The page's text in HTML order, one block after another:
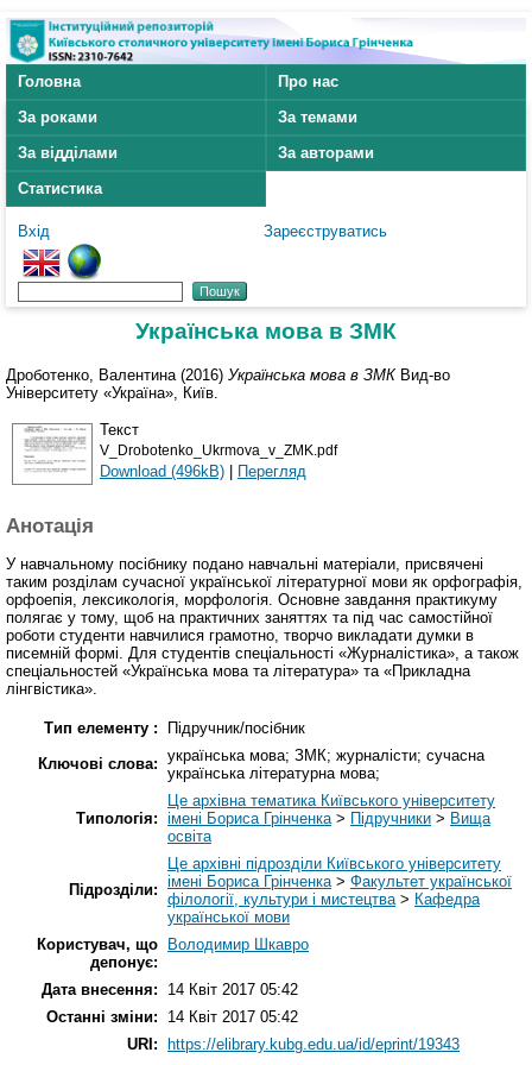
Головна
Про нас
За роками
За темами
За відділами
За авторами
Статистика
Вхід Зареєструватись
Українська мова в ЗМК
Дроботенко, Валентина (2016) Українська мова в ЗМК Вид-во
Університету «Україна», Київ.
Текст
V_Drobotenko_Ukrmova_v_ZMK.pdf
Download (496kB) | Перегляд
Анотація
У навчальному посібнику подано навчальні матеріали, присвячені
таким розділам сучасної української літературної мови як орфографія,
орфоепія, лексикологія, морфологія. Основне завдання практикуму
полягає у тому, щоб на практичних заняттях та під час самостійної
роботи студенти навчилися грамотно, творчо викладати думки в
писемній формі. Для студентів спеціальності «Журналістика», а також
спеціальностей «Українська мова та література» та «Прикладна
лінгвістика».
Тип елементу :
Підручник/посібник
Ключові слова: українська мова; ЗМК; журналісти; сучасна
українська літературна мова;
Типологія:
Це архівна тематика Київського університету
імені Бориса Грінченка> Підручники > Вища
освіта
Підрозділи:
Це архівні підрозділи Київського університету
імені Бориса Грінченка> Факультет української
філології, культури і мистецтва> Кафедра
української мови
Користувач, що
депонує:
Володимир Шкавро
Дата внесення:
14 Квіт 2017 05:42
Останні зміни:
14 Квіт 2017 05:42
URI:
https://elibrary.kubg.edu.ua/id/eprint/19343